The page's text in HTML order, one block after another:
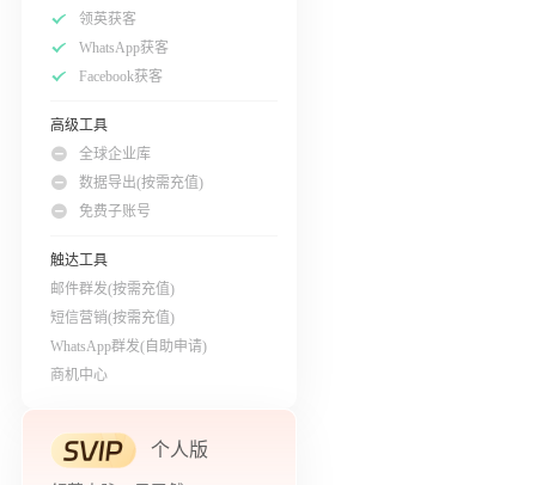
领英获客
WhatsApp获客
Facebook获客
高级工具
全球企业库
数据导出(按需充值)
免费子账号
触达工具
邮件群发(按需充值)
短信营销(按需充值)
WhatsApp群发(自助申请)
商机中心
个人版